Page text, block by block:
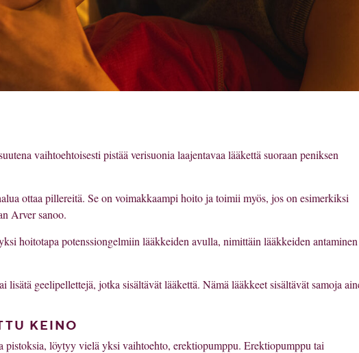
vaihtoehtoisesti pistää verisuonia laajentavaa lääkettä suoraan peniksen
ottaa pillereitä. Se on voimakkaampi hoito ja toimii myös, jos on esimerkiksi
Arver sanoo.
hoitotapa potenssiongelmiin lääkkeiden avulla, nimittäin lääkkeiden antaminen
geelipellettejä, jotka sisältävät lääkettä. Nämä lääkkeet sisältävät samoja
KEINO
löytyy vielä yksi vaihtoehto, erektiopumppu. Erektiopumppu tai